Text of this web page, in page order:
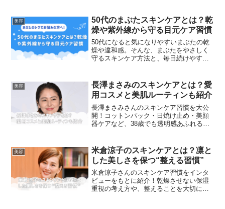
美容
50代のまぶたスキンケアとは？乾
燥や紫外線から守る目元ケア習慣
50代になると気になりやすいまぶたの乾
燥や違和感。そんな、まぶたをやさしく
守るスキンケア方法と、毎日続けやすい
美容
長澤まさみのスキンケアとは？愛
用コスメと美肌ルーティンも紹介
長澤まさみさんのスキンケア習慣を大公
開！コットンパック・日焼け止め・美顔
器ケアなど、38歳でも透明感あふれる肌
美容
米倉涼子のスキンケアとは？凛と
した美しさを保つ“整える習慣”
米倉涼子さんのスキンケア習慣をインタ
ビューをもとに紹介！乾燥させない保湿
重視の考え方や、整えることを大切にし